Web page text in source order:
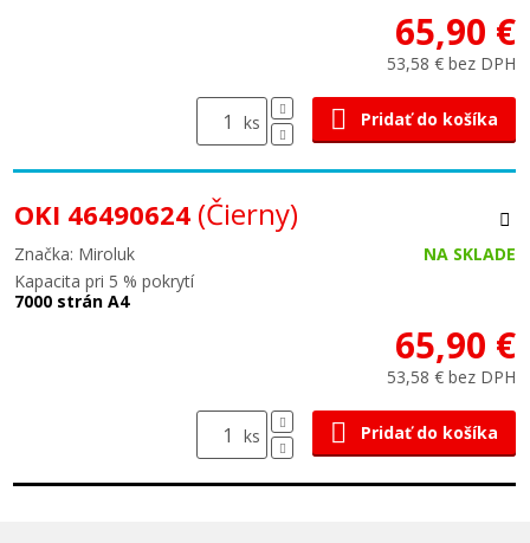
65,90 €
53,58 € bez DPH
ks Pridať do košíka
OKI 46490624 (Čierny)
Značka: Miroluk
NA SKLADE
Kapacita pri 5 % pokrytí
7000 strán A4
65,90 €
53,58 € bez DPH
ks Pridať do košíka